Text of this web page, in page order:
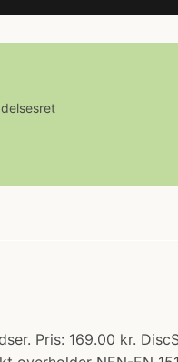
Pris: 169.00 kr.